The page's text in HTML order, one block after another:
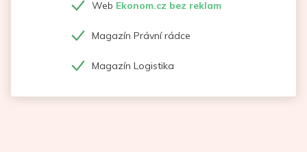
Web Ekonom.cz bez reklam
Magazín Právní rádce
Magazín Logistika